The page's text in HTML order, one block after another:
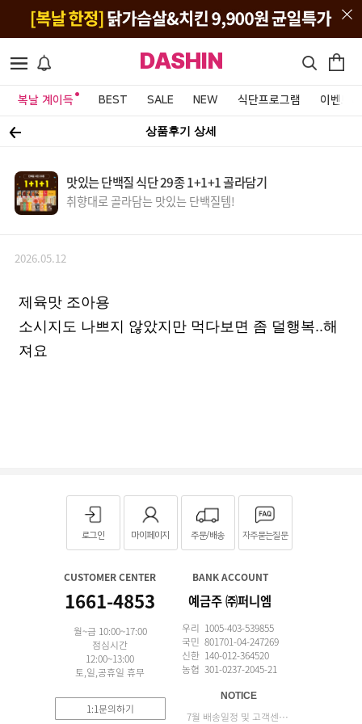
DASHIN
복날 계이득 BEST SALE NEW 식단프로그램 이벤트&
상품후기 상세
맛있는 단백질 식단 29종 1+1+1 골라담기
취향대로 골라담는 맛있는 단백질템!
2026.05.12
제육맛 조아용
소시지도 나쁘지 않았지만 먹다보면 좀 덜행복..해
져요
로그인 마이페이지 주문/배송 자주묻는질문
CUSTOMER CENTER
1661-4853
월~금 10:00~17:00
점심시간
12:00~13:00
토,일,공휴일 휴무
1:1문의하기
BANK ACCOUNT
예금주 ㈜퍼니엠
우리 1005-403-539855
국민 801701-04-247269
신한 140-012-364520
농협 301-0237-2045-21
NOTICE
7월 배송일정 및 고객센터 업무 안내